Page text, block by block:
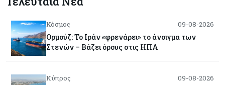
Κόσμος 09-08-2026
Ορμούζ: Το Ιράν «φρενάρει» το άνοιγμα των
Στενών – Βάζει όρους στις ΗΠΑ
Κύπρος 09-08-2026